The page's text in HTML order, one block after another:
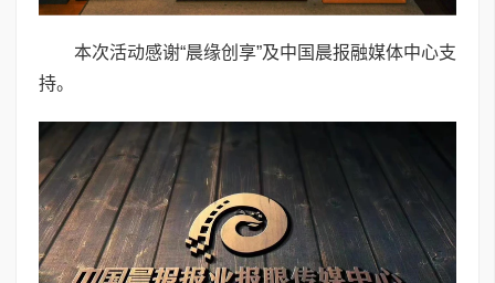
本次活动感谢“晨缘创享”及中国晨报融媒体中心支
持。